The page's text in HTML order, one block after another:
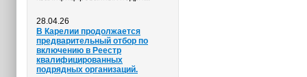
28.04.26
В Карелии продолжается
предварительный отбор по
включению в Реестр
квалифицированных
подрядных организаций.